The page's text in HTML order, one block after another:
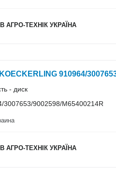
АГРО-ТЕХНІК УКРАЇНА
910964/
- диск
3007653/9002598/M65400214R
АГРО-ТЕХНІК УКРАЇНА